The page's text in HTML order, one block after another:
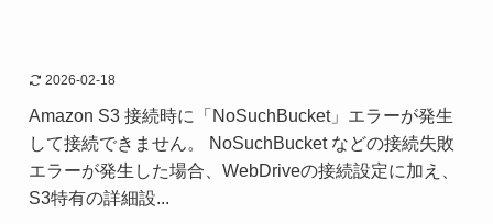
2026-02-18
Amazon S3 接続時に「NoSuchBucket」エラーが発生
して接続できません。 NoSuchBucket などの接続失敗
エラーが発生した場合、WebDriveの接続設定に加え、
S3特有の詳細設...